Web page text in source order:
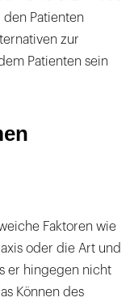
Patienten
zur
Patienten sein
Faktoren wie
oder die Art und
er hingegen nicht
Können des